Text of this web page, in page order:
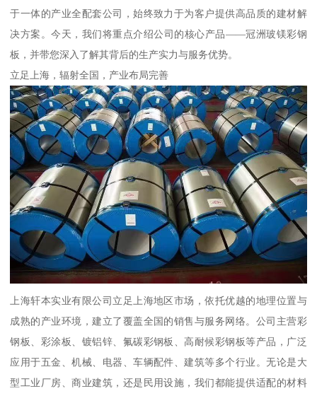
于一体的产业全配套公司，始终致力于为客户提供高品质的建材解
决方案。今天，我们将重点介绍公司的核心产品——冠洲玻镁彩钢
板，并带您深入了解其背后的生产实力与服务优势。
立足上海，辐射全国，产业布局完善
上海轩本实业有限公司立足上海地区市场，依托优越的地理位置与
成熟的产业环境，建立了覆盖全国的销售与服务网络。公司主营彩
钢板、彩涂板、镀铝锌、氟碳彩钢板、高耐候彩钢板等产品，广泛
应用于五金、机械、电器、车辆配件、建筑等多个行业。无论是大
型工业厂房、商业建筑，还是民用设施，我们都能提供适配的材料